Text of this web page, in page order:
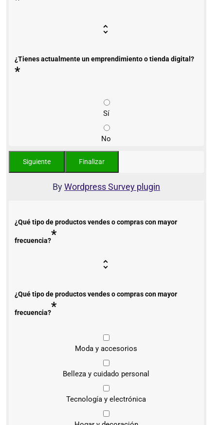
¿Tienes actualmente un emprendimiento o tienda digital?
*
Sí
No
ByWordpress Survey plugin
¿Qué tipo de productos vendes o compras con mayor
frecuencia?*
¿Qué tipo de productos vendes o compras con mayor
frecuencia?*
Moda y accesorios
Belleza y cuidado personal
Tecnología y electrónica